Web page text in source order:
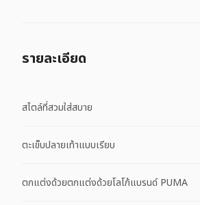
รายละเอียด
สไตล์ที่สวมใส่สบาย
ตะเข็บปลายเท้าแบบเรียบ
ตกแต่งด้วยตกแต่งด้วยโลโก้แบรนด์ PUMA